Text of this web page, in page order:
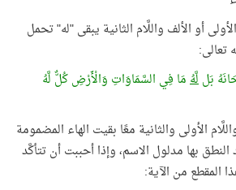
أو الألف واللَّام الثانية يبقى "له" تحمل
تعالى:
بَللَّهُمَا فِي السَّمَاوَاتِ وَالْأَرْضِ كُلٌّ لَّهُ
الأولى والثانية معًا بقيت الهاء المضمومة
بها مدلول الاسم، وإذا أحببت أن تتأكَّد
المقطع من الآية: